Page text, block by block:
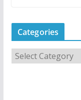
Categories
a